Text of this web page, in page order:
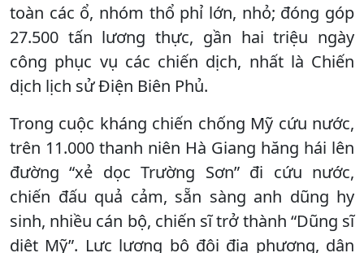
toàn các ổ, nhóm thổ phỉ lớn, nhỏ; đóng góp
27.500 tấn lương thực, gần hai triệu ngày
công phục vụ các chiến dịch, nhất là Chiến
dịch lịch sử Điện Biên Phủ.
Trong cuộc kháng chiến chống Mỹ cứu nước,
trên 11.000 thanh niên Hà Giang hăng hái lên
đường “xẻ dọc Trường Sơn” đi cứu nước,
chiến đấu quả cảm, sẵn sàng anh dũng hy
sinh, nhiều cán bộ, chiến sĩ trở thành “Dũng sĩ
diệt Mỹ”. Lực lượng bộ đội địa phương, dân